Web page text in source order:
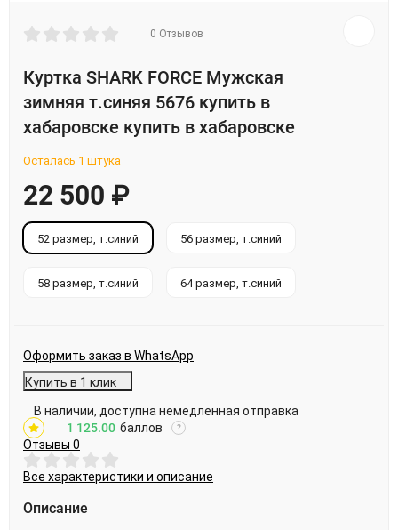
0 Отзывов
Куртка SHARK FORCE Мужская
зимняя т.синяя 5676 купить в
хабаровске купить в хабаровске
Осталась 1 штука
22 500 ₽
52 размер, т.синий 56 размер, т.синий
58 размер, т.синий 64 размер, т.синий
Оформить заказ в WhatsApp
Купить в 1 клик
В наличии, доступна немедленная отправка
1 125.00 баллов ?
Отзывы 0
Все характеристики и описание
Описание